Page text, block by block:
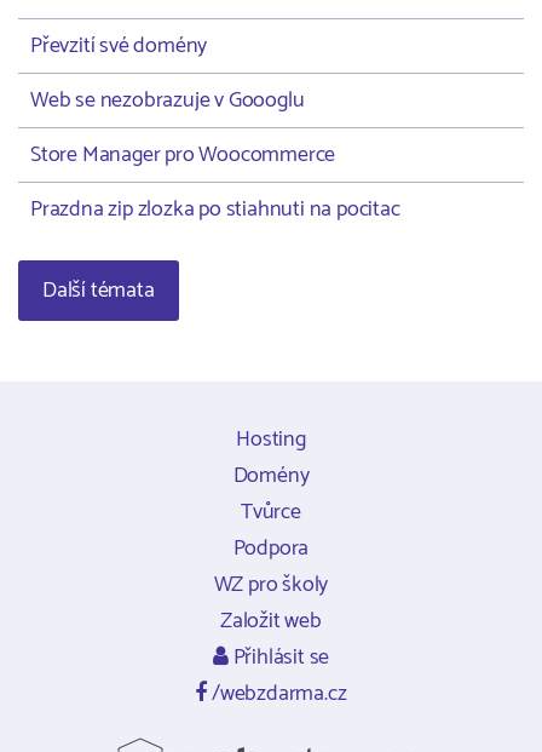
Převzití své domény
Web se nezobrazuje v Goooglu
Store Manager pro Woocommerce
Prazdna zip zlozka po stiahnuti na pocitac
Další témata
Hosting
Domény
Tvůrce
Podpora
WZ pro školy
Založit web
Přihlásit se
/webzdarma.cz